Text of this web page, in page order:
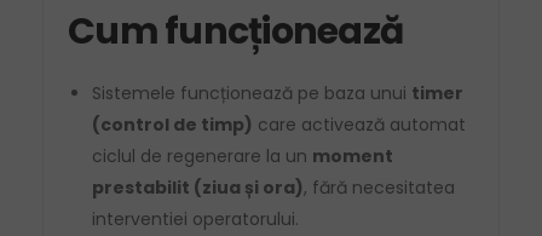
Cum funcționează
Sistemele funcționează pe baza unui timer
(control de timp) care activează automat
ciclul de regenerare la un moment
prestabilit (ziua și ora), fără necesitatea
interventiei operatorului.